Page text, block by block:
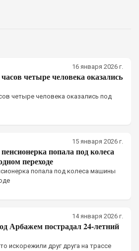
16 января 2026 г.
четыре человека оказались
четыре человека оказались под
15 января 2026 г.
попала под колеса
переходе
попала под колеса машины
14 января 2026 г.
Арбажем пострадал 24-летний
искорежили друг друга на трассе